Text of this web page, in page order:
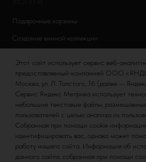
Этот сайт использует сервис веб-
предоставляемый компанией ООО
Москва, ул. Л. Толстого, 16 (далее —
Сервис Яндекс Метрика использует
небольшие текстовые файлы,
пользователей с целью анализа их
Собранная при помощи cookie
идентифицировать вас, однако может
работу нашего сайта. Информация об
данного сайта, собранная при помощи
Подарочные корзины
Создание винной коллекции
ИНФОРМАЦИЯ
Политика конфиденциальности
Контакты
Наша команда